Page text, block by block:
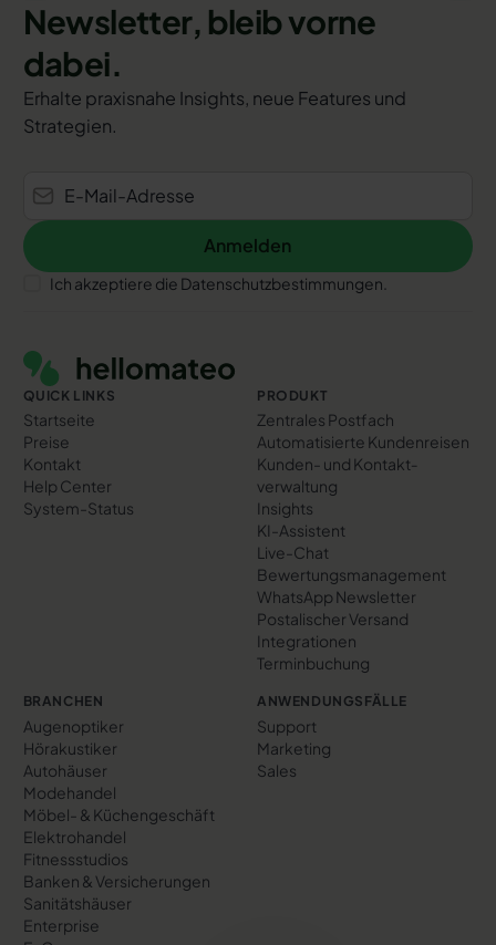
Newsletter, bleib vorne
dabei.
Erhalte praxisnahe Insights, neue Features und
Strategien.
Anmelden
Anmelden
Ich akzeptiere die Datenschutzbestimmungen.
QUICK LINKS
Startseite
Preise
Kontakt
Help Center
System-Status
PRODUKT
Zentrales Postfach
Automatisierte Kundenreisen
Kunden- und Kontakt­
verwaltung
Insights
KI-Assistent
Live-Chat
Bewertungs­management
WhatsApp Newsletter
Postalischer Versand
Integrationen
Terminbuchung
BRANCHEN
Augenoptiker
Hörakustiker
Autohäuser
Modehandel
Möbel- & Küchengeschäft
Elektrohandel
Fitnessstudios
Banken & Versicherungen
Sanitätshäuser
Enterprise
ANWENDUNGSFÄLLE
Support
Marketing
Sales